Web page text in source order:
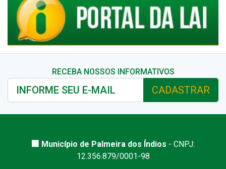
RECEBA NOSSOS INFORMATIVOS
CADASTRAR
🏢 Município de Palmeira dos Índios - CNPJ:
12.356.879/0001-98